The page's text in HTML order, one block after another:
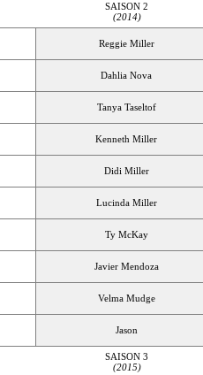
SAISON 2
(2014)
Reggie Miller
Dahlia Nova
Tanya Taseltof
Kenneth Miller
Didi Miller
Lucinda Miller
Ty McKay
Javier Mendoza
Velma Mudge
Jason
SAISON 3
(2015)